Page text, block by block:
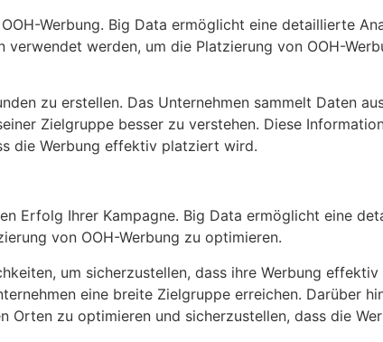
Werbung. Big Data ermöglicht eine detaillierte
werden, um die Platzierung von OOH-
zu erstellen. Das Unternehmen sammelt Daten
Zielgruppe besser zu verstehen. Diese
die Werbung effektiv platziert wird.
Erfolg Ihrer Kampagne. Big Data ermöglicht eine
von OOH-Werbung zu optimieren.
um sicherzustellen, dass ihre Werbung
eine breite Zielgruppe erreichen. Darüber
Orten zu optimieren und sicherzustellen, dass die